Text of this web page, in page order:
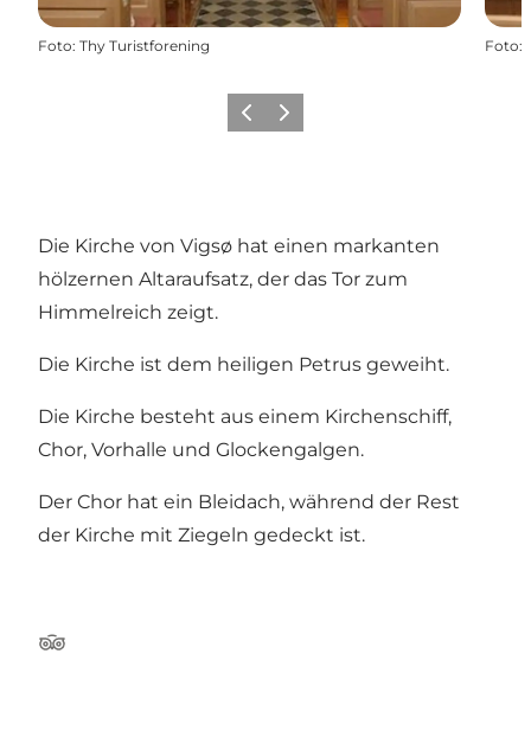
Foto: Thy Turistforening Foto:
ZurückWeiter
Die Kirche von Vigsø hat einen markanten
hölzernen Altaraufsatz, der das Tor zum
Himmelreich zeigt.
Die Kirche ist dem heiligen Petrus geweiht.
Die Kirche besteht aus einem Kirchenschiff,
Chor, Vorhalle und Glockengalgen.
Der Chor hat ein Bleidach, während der Rest
der Kirche mit Ziegeln gedeckt ist.
TripAdvisor